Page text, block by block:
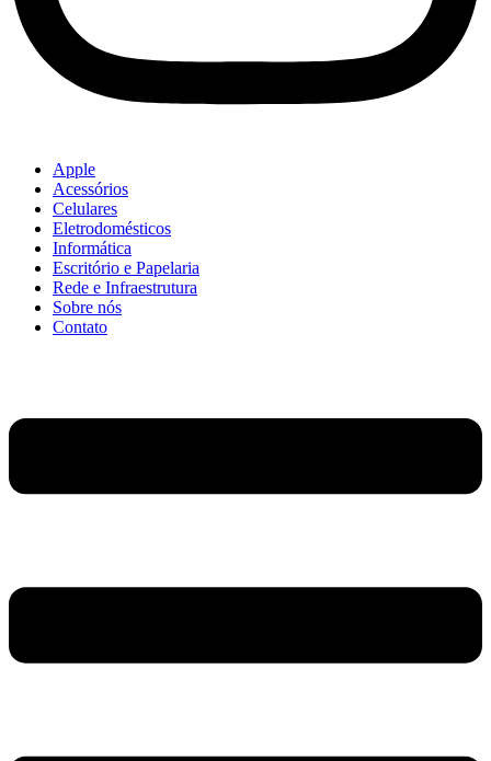
Apple
Acessórios
Celulares
Eletrodomésticos
Informática
Escritório e Papelaria
Rede e Infraestrutura
Sobre nós
Contato